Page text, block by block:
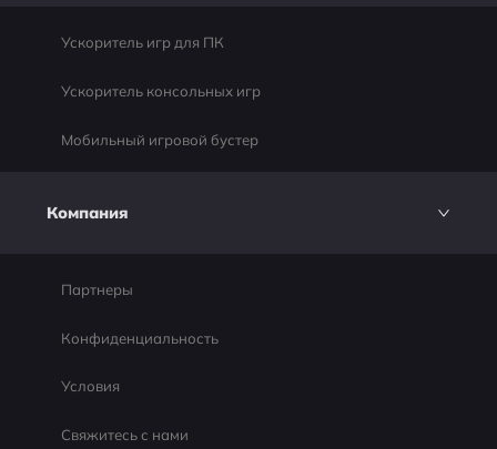
Ускоритель игр для ПК
Ускоритель консольных игр
Мобильный игровой бустер
Компания
Партнеры
Конфиденциальность
Условия
Свяжитесь с нами